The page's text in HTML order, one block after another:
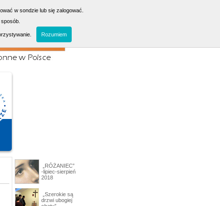
„RÓŻANIEC”
-lipiec-sierpień
2018
„Szerokie są
drzwi ubogiej
w sondzie lub się zalogować.
Rozumiem